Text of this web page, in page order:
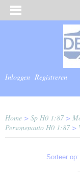
Inloggen Registreren
Home > Sp H0 1:87>
Personenauto H0 1:87>
Sorteer